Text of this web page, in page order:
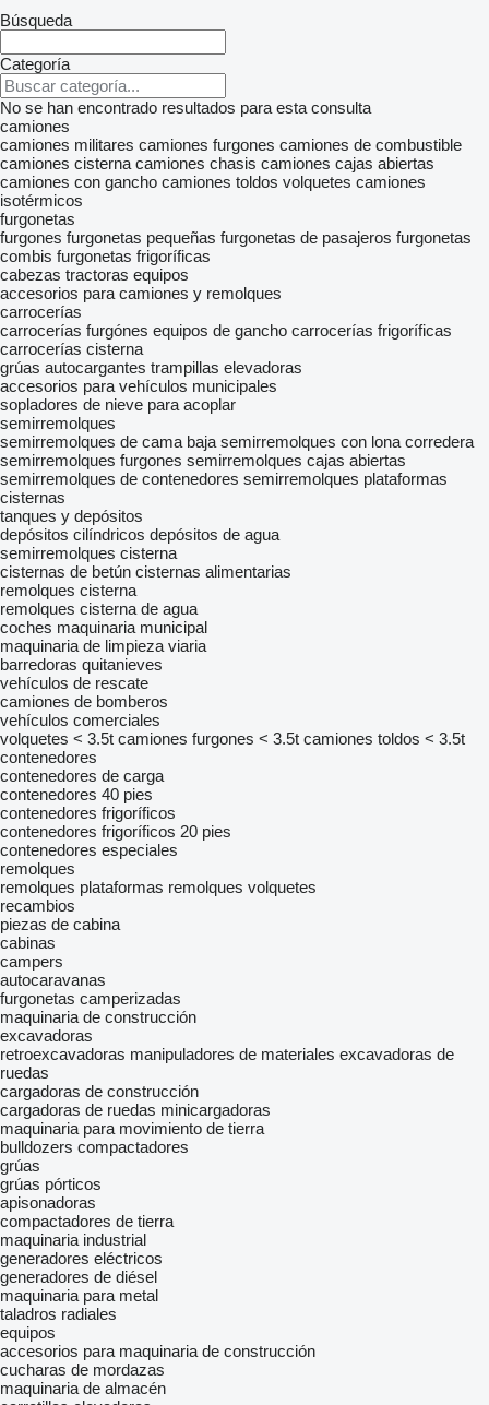
Búsqueda
Categoría
No se han encontrado resultados para esta consulta
camiones
camiones militares camiones furgones camiones de combustible
camiones cisterna camiones chasis camiones cajas abiertas
camiones con gancho camiones toldos volquetes camiones
isotérmicos
furgonetas
furgones furgonetas pequeñas furgonetas de pasajeros furgonetas
combis furgonetas frigoríficas
cabezas tractoras equipos
accesorios para camiones y remolques
carrocerías
carrocerías furgónes equipos de gancho carrocerías frigoríficas
carrocerías cisterna
grúas autocargantes trampillas elevadoras
accesorios para vehículos municipales
sopladores de nieve para acoplar
semirremolques
semirremolques de cama baja semirremolques con lona corredera
semirremolques furgones semirremolques cajas abiertas
semirremolques de contenedores semirremolques plataformas
cisternas
tanques y depósitos
depósitos cilíndricos depósitos de agua
semirremolques cisterna
cisternas de betún cisternas alimentarias
remolques cisterna
remolques cisterna de agua
coches maquinaria municipal
maquinaria de limpieza viaria
barredoras quitanieves
vehículos de rescate
camiones de bomberos
vehículos comerciales
volquetes < 3.5t camiones furgones < 3.5t camiones toldos < 3.5t
contenedores
contenedores de carga
contenedores 40 pies
contenedores frigoríficos
contenedores frigoríficos 20 pies
contenedores especiales
remolques
remolques plataformas remolques volquetes
recambios
piezas de cabina
cabinas
campers
autocaravanas
furgonetas camperizadas
maquinaria de construcción
excavadoras
retroexcavadoras manipuladores de materiales excavadoras de
ruedas
cargadoras de construcción
cargadoras de ruedas minicargadoras
maquinaria para movimiento de tierra
bulldozers compactadores
grúas
grúas pórticos
apisonadoras
compactadores de tierra
maquinaria industrial
generadores eléctricos
generadores de diésel
maquinaria para metal
taladros radiales
equipos
accesorios para maquinaria de construcción
cucharas de mordazas
maquinaria de almacén